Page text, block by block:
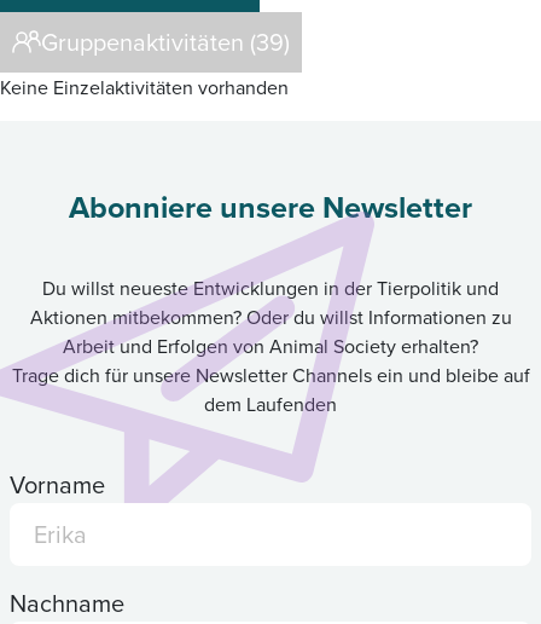
Gruppenaktivitäten (39)
Keine Einzelaktivitäten vorhanden
Abonniere unsere Newsletter
Du willst neueste Entwicklungen in der Tierpolitik und
Aktionen mitbekommen? Oder du willst Informationen zu
Arbeit und Erfolgen von Animal Society erhalten?
Trage dich für unsere Newsletter Channels ein und bleibe auf
dem Laufenden
Vorname
Nachname